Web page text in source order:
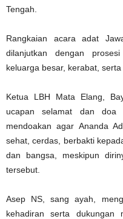
Tengah.
Rangkaian acara adat
dilanjutkan dengan prosesi
keluarga besar, kerabat, serta
Ketua LBH Mata Elang,
ucapan selamat dan doa
mendoakan agar Ananda
sehat, cerdas, berbakti
dan bangsa, meskipun
tersebut.
Asep NS, sang ayah,
kehadiran serta dukungan